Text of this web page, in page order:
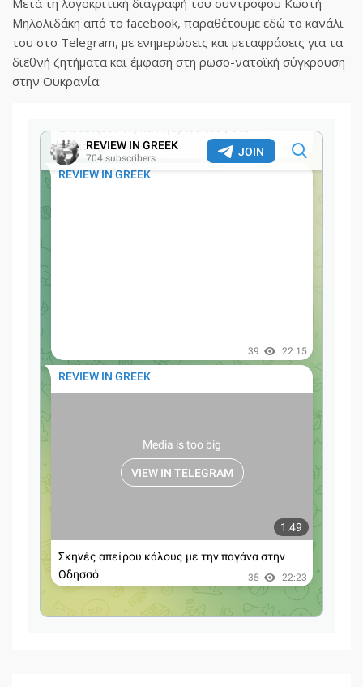
Μετά τη λογοκριτική διαγραφή του συντρόφου Κωστή
Μηλολιδάκη από το facebook, παραθέτουμε εδώ το κανάλι
του στο Telegram, με ενημερώσεις και μεταφράσεις για τα
διεθνή ζητήματα και έμφαση στη ρωσο-νατοϊκή σύγκρουση
στην Ουκρανία: